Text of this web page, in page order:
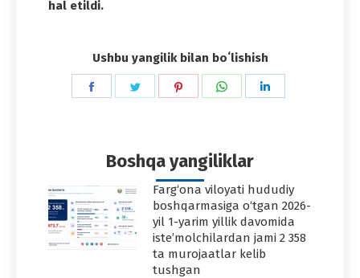
hal etildi.
Ushbu yangilik bilan boʻlishish
Share
Share
Share
Share
Boshqa yangiliklar
Farg‘ona viloyati hududiy
boshqarmasiga o‘tgan 2026-
yil 1-yarim yillik davomida
iste’molchilardan jami 2 358
ta murojaatlar kelib
tushgan